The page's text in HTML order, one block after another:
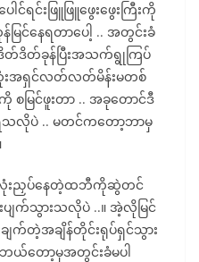
ါင်ရင်းဖြူဖြူဖွေးဖွေးကြီးကို
ြင်နေရတာပေါ့ .. အတွင်းခံ
တ်ဒိတ်ခုန်ပြီးအသက်ရွုကြပ်
းအရှင်လတ်လတ်မိန်းမတစ်
စမြင်ဖူးတာ .. အခုတောင်ဒီ
ရသလိုပဲ .. မတင်ကတော့ဘာမှ
သလုံးညှပ်နေတဲ့ထဘီကိုဆွဲတင်
ျက်သွားသလိုပဲ ..။ အဲ့လိုမြင်
က်တဲ့အချိန်တိုင်းရုပ်ရှင်သွား
ယ်တော့မှအတွင်းခံမပါ